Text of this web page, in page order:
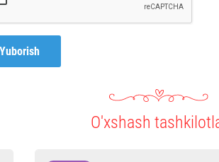
Yuborish
O'xshash